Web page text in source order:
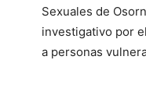
Sexuales de
investigativo por
a personas